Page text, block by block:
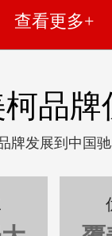
查看更多+
品牌
牌发展到中国